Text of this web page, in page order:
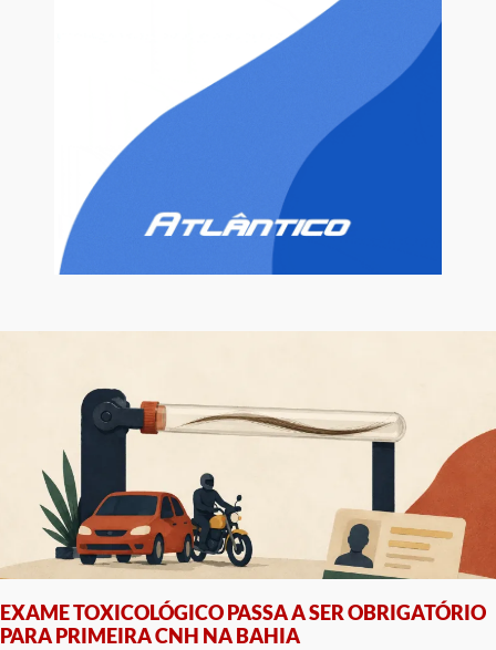
EXAME TOXICOLÓGICO PASSA A SER OBRIGATÓRIO
PARA PRIMEIRA CNH NA BAHIA